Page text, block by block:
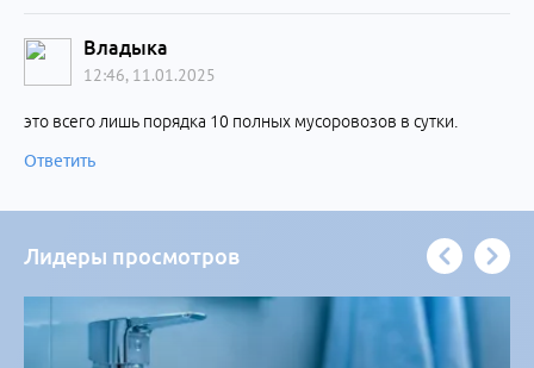
Владыка
12:46, 11.01.2025
это всего лишь порядка 10 полных мусоровозов в сутки.
Ответить
Лидеры просмотров